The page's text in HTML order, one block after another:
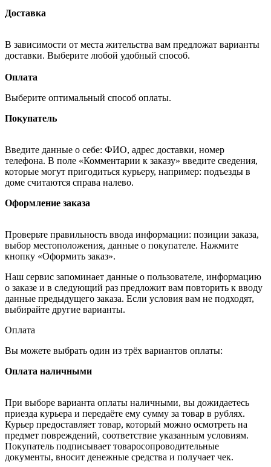
Доставка
В зависимости от места жительства вам предложат варианты
доставки. Выберите любой удобный способ.
Оплата
Выберите оптимальный способ оплаты.
Покупатель
Введите данные о себе: ФИО, адрес доставки, номер
телефона. В поле «Комментарии к заказу» введите сведения,
которые могут пригодиться курьеру, например: подъезды в
доме считаются справа налево.
Оформление заказа
Проверьте правильность ввода информации: позиции заказа,
выбор местоположения, данные о покупателе. Нажмите
кнопку «Оформить заказ».
Наш сервис запоминает данные о пользователе, информацию
о заказе и в следующий раз предложит вам повторить к вводу
данные предыдущего заказа. Если условия вам не подходят,
выбирайте другие варианты.
Оплата
Вы можете выбрать один из трёх вариантов оплаты:
Оплата наличными
При выборе варианта оплаты наличными, вы дожидаетесь
приезда курьера и передаёте ему сумму за товар в рублях.
Курьер предоставляет товар, который можно осмотреть на
предмет повреждений, соответствие указанным условиям.
Покупатель подписывает товаросопроводительные
документы, вносит денежные средства и получает чек.